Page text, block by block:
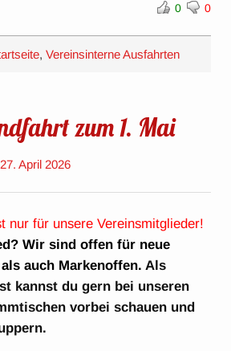
0 0
,Vereinsinterne Ausfahrten
zum 1. Mai
27. April 2026
nur für unsere Vereinsmitglieder!
Wir sind offen für neue
auch Markenoffen. Als
kannst du gern bei unseren
vorbei schauen und